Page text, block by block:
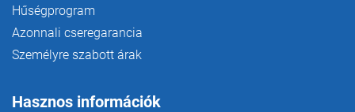
Hűségprogram
Azonnali cseregarancia
Személyre szabott árak
Hasznos információk